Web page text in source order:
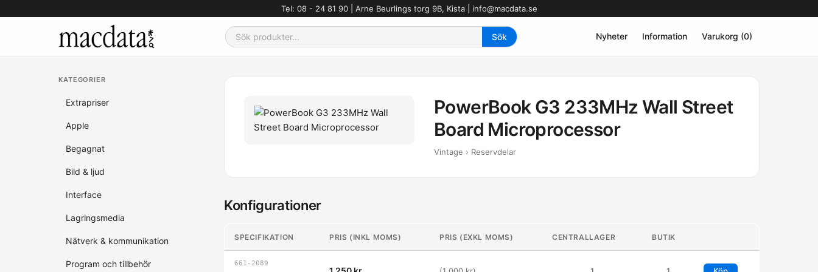
Tel: 08 - 24 81 90 | Arne Beurlings torg 9B, Kista | info@macdata.se
Nyheter Information Varukorg (0)
KATEGORIER
Extrapriser
Apple
Begagnat
Bild & ljud
Interface
Lagringsmedia
Nätverk & kommunikation
Program och tillbehör
PowerBook G3 233MHz Wall Street
Board Microprocessor
Vintage › Reservdelar
Konfigurationer
SPECIFIKATION PRIS (INKL MOMS) PRIS (EXKL MOMS) CENTRALLAGER BUTIK
661-2089